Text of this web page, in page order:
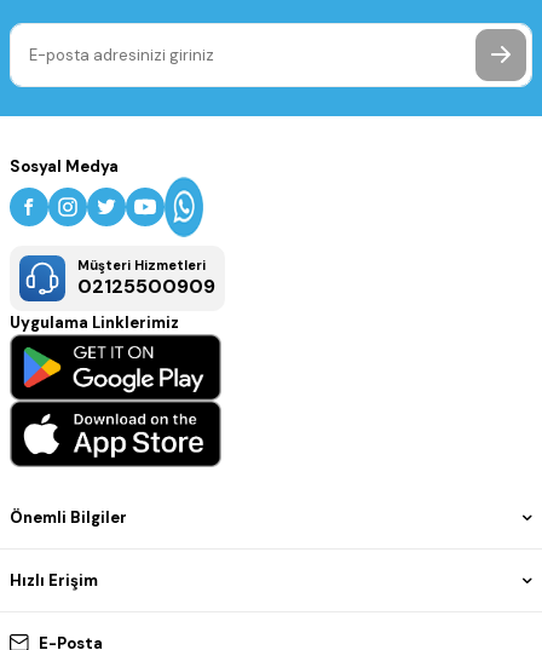
E-Posta
Önemli Bilgiler
Hızlı Erişim
Sosyal Medya
Müşteri Hizmetleri
02125500909
Uygulama Linklerimiz